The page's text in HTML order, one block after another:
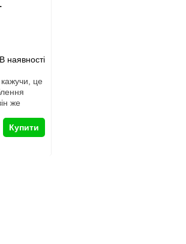
В наявності
це
же
Купити